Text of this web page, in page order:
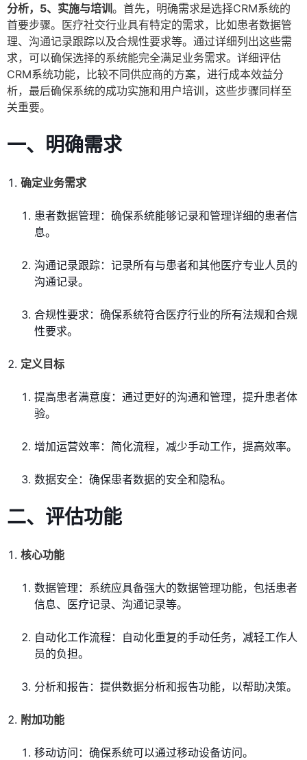
分析，5、实施与培训 。首先，明确需求是选择CRM系统的
首要步骤。医疗社交行业具有特定的需求，比如患者数据管
理、沟通记录跟踪以及合规性要求等。通过详细列出这些需
求，可以确保选择的系统能完全满足业务需求。详细评估
CRM系统功能，比较不同供应商的方案，进行成本效益分
析，最后确保系统的成功实施和用户培训，这些步骤同样至
关重要。
一、明确需求
确定业务需求
患者数据管理：确保系统能够记录和管理详细的患者信
息。
沟通记录跟踪：记录所有与患者和其他医疗专业人员的
沟通记录。
合规性要求：确保系统符合医疗行业的所有法规和合规
性要求。
定义目标
提高患者满意度：通过更好的沟通和管理，提升患者体
验。
增加运营效率：简化流程，减少手动工作，提高效率。
数据安全：确保患者数据的安全和隐私。
二、评估功能
核心功能
数据管理：系统应具备强大的数据管理功能，包括患者
信息、医疗记录、沟通记录等。
自动化工作流程：自动化重复的手动任务，减轻工作人
员的负担。
分析和报告：提供数据分析和报告功能，以帮助决策。
附加功能
移动访问：确保系统可以通过移动设备访问。